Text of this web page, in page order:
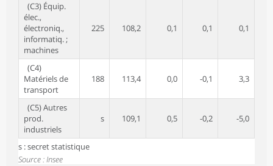
(C3) Équip.
élec.,
électroniq.,
informatiq. ;
machines
225 108,2 0,1 0,1 0,1
(C4)
Matériels de
transport
188 113,4 0,0 -0,1 3,3
(C5) Autres
prod.
industriels
s 109,1 0,5 -0,2 -5,0
s : secret statistique
Source : Insee